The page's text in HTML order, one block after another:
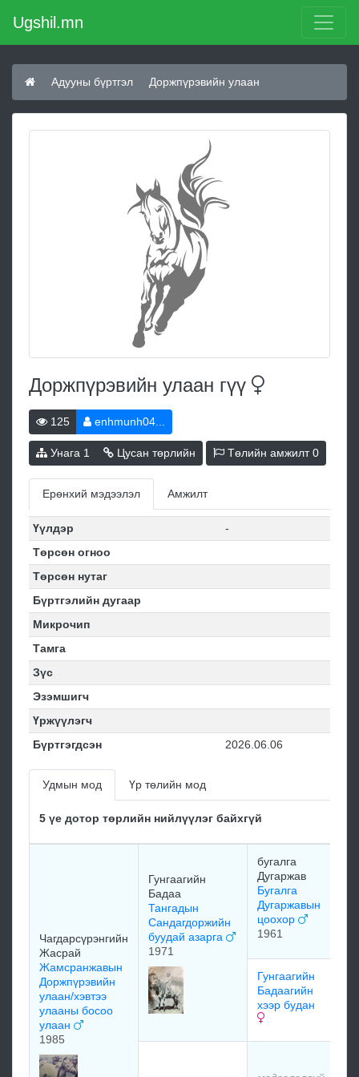
Ugshil.mn
Адууны бүртгэл Доржпүрэвийн улаан
Доржпүрэвийн улаан гүү
125 enhmunh04...
Унага 1 Цусан төрлийн Төлийн амжилт0
Ерөнхий мэдээлэл Амжилт
Үүлдэр
-
Төрсөн огноо
Төрсөн нутаг
Бүртгэлийн дугаар
Микрочип
Тамга
Зүс
Эзэмшигч
Үржүүлэгч
Бүртгэгдсэн
2026.06.06
Удмын мод Үр төлийн мод
5 үе дотор төрлийн нийлүүлэг байхгүй
Чагдарсүрэнгийн
Жасрай
Жамсранжавын
Доржпүрэвийн
улаан/хэвтээ
улааны босоо
улаан
1985
Гунгаагийн
Бадаа
Тангадын
Сандагдоржийн
буудай азарга
1971
бугалга
Дугаржав
Бугалга
Дугаржавын
цоохор
1961
Гунгаагийн
Бадаагийн
хээр будан